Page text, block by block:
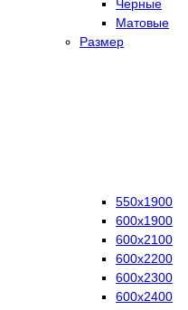
Черные
Матовые
Размер
550х1900
600х1900
600х2100
600х2200
600х2300
600х2400